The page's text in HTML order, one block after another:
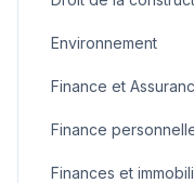
Environnement
Finance et
Finance
Finances et